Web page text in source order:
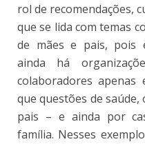
rol de recomendações,
que se lida com temas
de mães e pais, pois
ainda há
colaboradores
que questões de
pais – e ainda por
família. Nesses